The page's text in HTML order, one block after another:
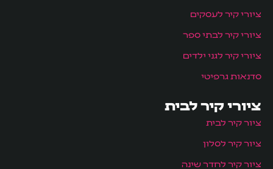
ציורי קיר לעסקים
ציורי קיר לבתי ספר
ציורי קיר לגני ילדים
סדנאות גרפיטי
ציורי קיר לבית
ציור קיר לבית
ציור קיר לסלון
ציור קיר לחדר שינה